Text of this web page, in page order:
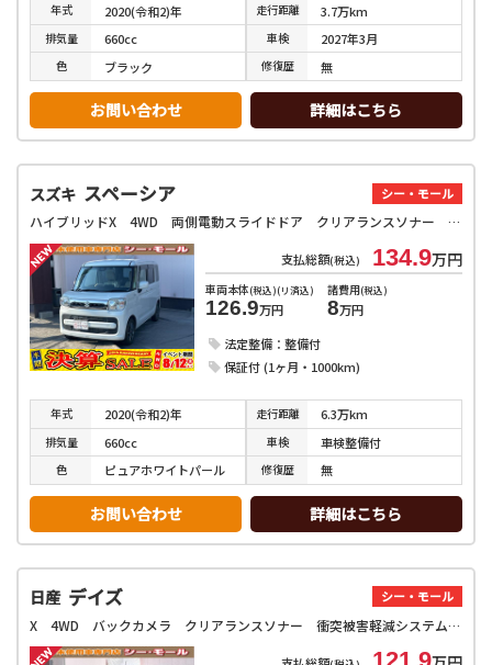
年式 2020(令和2)年 走行距離 3.7万km
排気量 660cc 車検 2027年3月
色 ブラック 修復歴 無
お問い合わせ 詳細はこちら
スズキ スペーシア シー・モール
ハイブリッドX 4WD 両側電動スライドドア クリアランスソナー レーンアシスト 衝突被害軽減システム オートライト スマートキー アイドリングストップ 電動格納ミラー シートヒーター ベンチシート CVT
支払総額(税込) 134.9万円
車両本体(税込)(リ済込)
126.9万円
諸費用(税込)
8万円
法定整備：整備付
保証付 (1ヶ月・1000km)
年式 2020(令和2)年 走行距離 6.3万km
排気量 660cc 車検 車検整備付
色 ピュアホワイトパール 修復歴 無
お問い合わせ 詳細はこちら
日産 デイズ シー・モール
X 4WD バックカメラ クリアランスソナー 衝突被害軽減システム オートライト スマートキー アイドリングストップ 電動格納ミラー シートヒーター ベンチシート CVT 盗難防止システム ABS ESC